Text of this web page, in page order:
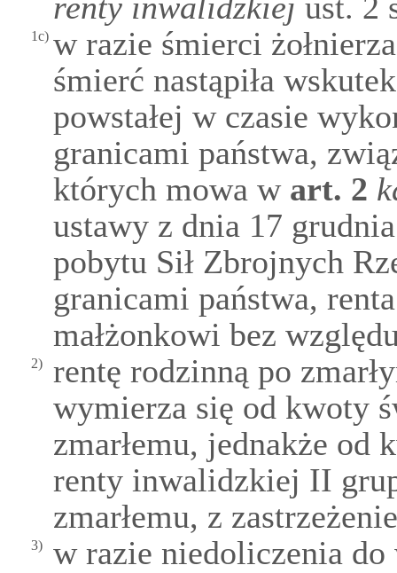
1c) w razie śmierci
śmierć nastąpiła
powstałej w czasie
granicami państwa,
których mowa wart. 2
ustawy z dnia 17
pobytu Sił Zbrojnych
granicami państwa,
małżonkowi bez
2)
rentę rodzinną po
wymierza się od kwoty
zmarłemu, jednakże
renty inwalidzkiej II
zmarłemu, z
3)
w razie niedoliczenia do